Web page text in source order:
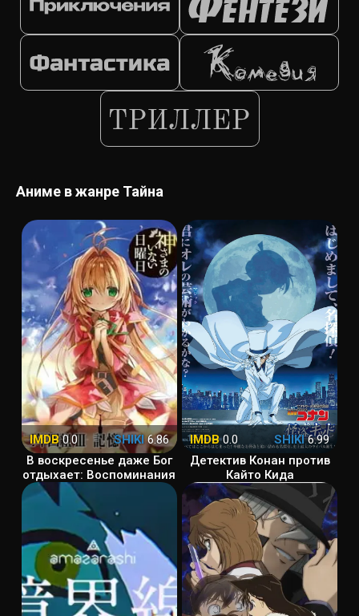
Аниме в жанре Тайна
IMDB0.0 SHIKI6.86
В воскресенье даже Бог
отдыхает: Воспоминания
IMDB0.0 SHIKI6.99
Детектив Конан против
Кайто Кида